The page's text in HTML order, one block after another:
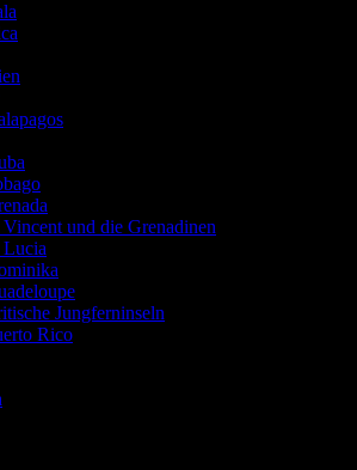
Vincent und die Grenadinen
Lucia
Jungferninseln
Rico